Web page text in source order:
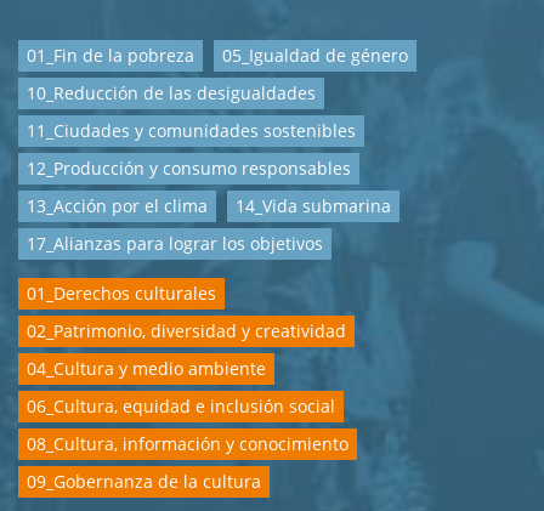
01_Fin de la pobreza
05_Igualdad de género
10_Reducción de las desigualdades
11_Ciudades y comunidades sostenibles
12_Producción y consumo responsables
13_Acción por el clima
14_Vida submarina
17_Alianzas para lograr los objetivos
01_Derechos culturales
02_Patrimonio, diversidad y creatividad
04_Cultura y medio ambiente
06_Cultura, equidad e inclusión social
08_Cultura, información y conocimiento
09_Gobernanza de la cultura